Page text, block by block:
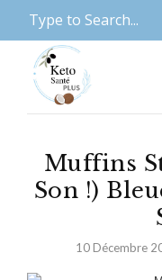
Muffins
Son !)
10 Décembre